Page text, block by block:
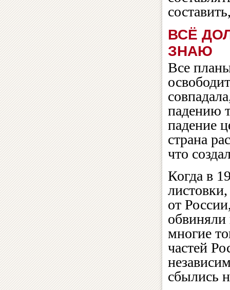
ВСЁ
ЗНАЮ
Все
падению
падение
страна
что
Когда в
от
многие
частей
сбылись